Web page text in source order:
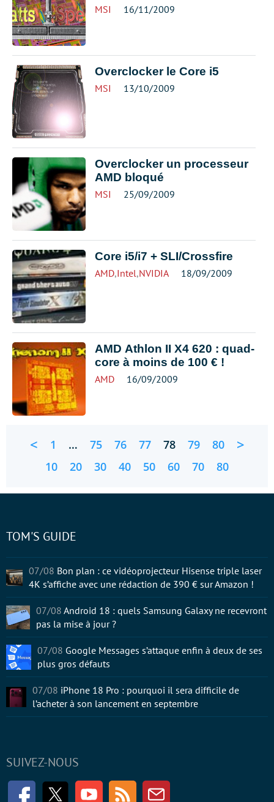
MSI 16/11/2009
Overclocker le Core i5
MSI 13/10/2009
Overclocker un processeur
AMD bloqué
MSI 25/09/2009
Core i5/i7 + SLI/Crossfire
AMD,Intel,NVIDIA 18/09/2009
AMD Athlon II X4 620 : quad-
core à moins de 100 € !
AMD 16/09/2009
< 1 … 75 76 77 78 79 80 >
10 20 30 40 50 60 70 80
SUIVEZ-NOUS
FacebookTwitter Youtube RSS Newsletter
TOM'S GUIDE
07/08 Bon plan : ce vidéoprojecteur Hisense triple laser
4K s’affiche avec une rédaction de 390 € sur Amazon !
07/08 Android 18 : quels Samsung Galaxy ne recevront
pas la mise à jour ?
07/08 Google Messages s’attaque enfin à deux de ses
plus gros défauts
07/08 iPhone 18 Pro : pourquoi il sera difficile de
l’acheter à son lancement en septembre